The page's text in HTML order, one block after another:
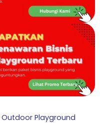
Outdoor Playground